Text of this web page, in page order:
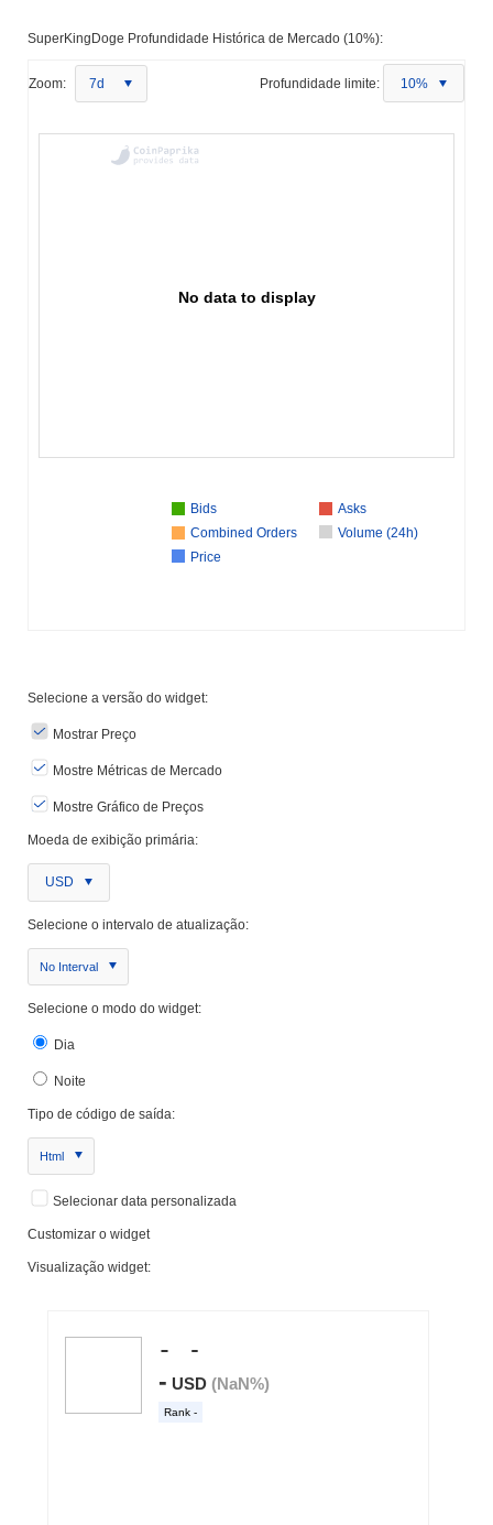
SuperKingDoge Profundidade Histórica de Mercado (10%):
Zoom: 7d Profundidade limite: 10%
No data to display
Bids
Asks
Combined Orders
Volume (24h)
Price
Selecione a versão do widget:
Mostrar Preço
Mostre Métricas de Mercado
Mostre Gráfico de Preços
Moeda de exibição primária:
USD
Selecione o intervalo de atualização:
No Interval
Selecione o modo do widget:
Dia
Noite
Tipo de código de saída:
Html
Selecionar data personalizada
Customizar o widget
Visualização widget: